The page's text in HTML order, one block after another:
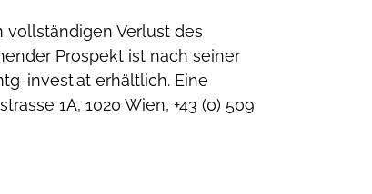
vollständigen Verlust des
Prospekt ist nach seiner
invest.at erhältlich. Eine
1A, 1020 Wien, +43 (0) 509